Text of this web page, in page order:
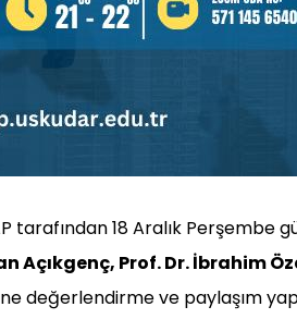
tarafından 18 Aralık
Açıkgenç, Prof. Dr. İbrahim
değerlendirme ve paylaşım